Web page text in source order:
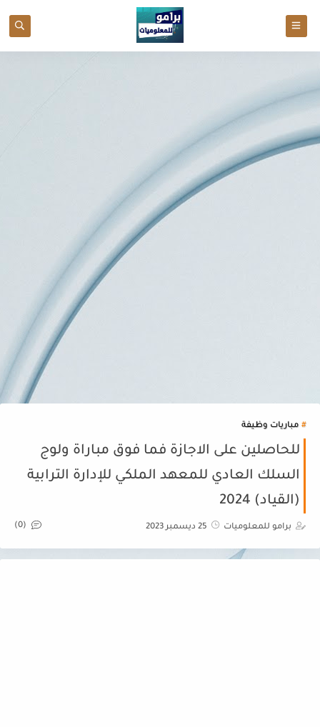
مباريات وظيفة
للحاصلين على الاجازة فما فوق مباراة ولوج
السلك العادي للمعهد الملكي للإدارة الترابية
(القياد) 2024
برامو للمعلوميات 25 ديسمبر 2023 (0)